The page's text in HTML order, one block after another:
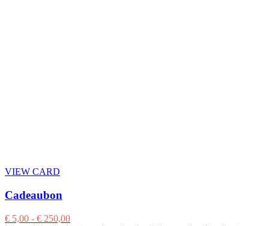
VIEW CARD
Cadeaubon
€ 5,00 - € 250,00